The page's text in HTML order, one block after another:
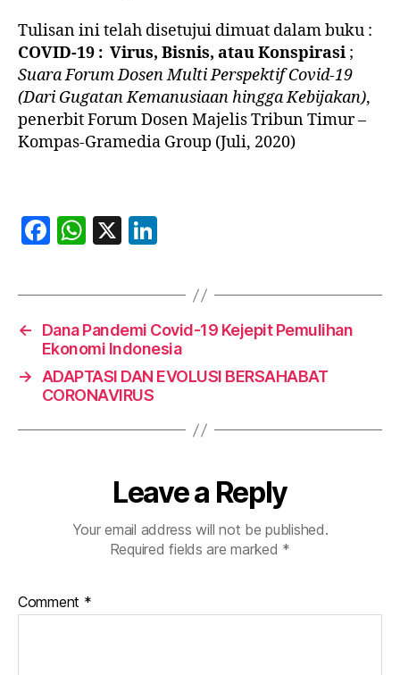
Tulisan ini telah disetujui dimuat dalam buku :
COVID-19 : Virus, Bisnis, atau Konspirasi ;
Suara Forum Dosen Multi Perspektif Covid-19
(Dari Gugatan Kemanusiaan hingga Kebijakan),
penerbit Forum Dosen Majelis Tribun Timur –
Kompas-Gramedia Group (Juli, 2020)
F
c
e
b
o
o
k
W
at
s
A
p
p
X
k
e
dI
n
←
Dana Pandemi Covid-19 Kejepit Pemulihan
Ekonomi Indonesia
→
ADAPTASI DAN EVOLUSI BERSAHABAT
CORONAVIRUS
Leave a Reply
Your email address will not be published.
Required fields are marked *
Comment *